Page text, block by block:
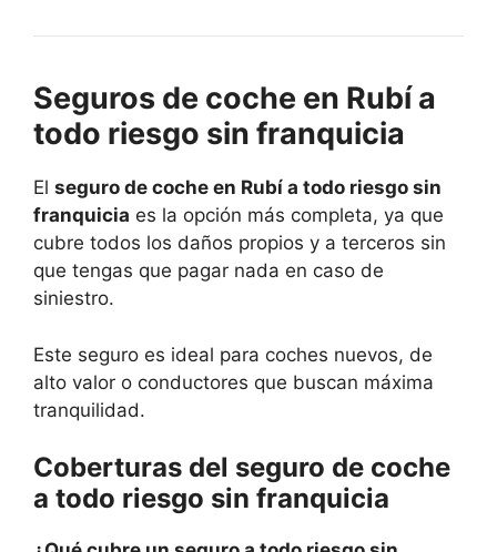
Seguros de coche en Rubí a
todo riesgo sin franquicia
El seguro de coche en Rubí a todo riesgo sin
franquicia es la opción más completa, ya que
cubre todos los daños propios y a terceros sin
que tengas que pagar nada en caso de
siniestro.
Este seguro es ideal para coches nuevos, de
alto valor o conductores que buscan máxima
tranquilidad.
Coberturas del seguro de coche
a todo riesgo sin franquicia